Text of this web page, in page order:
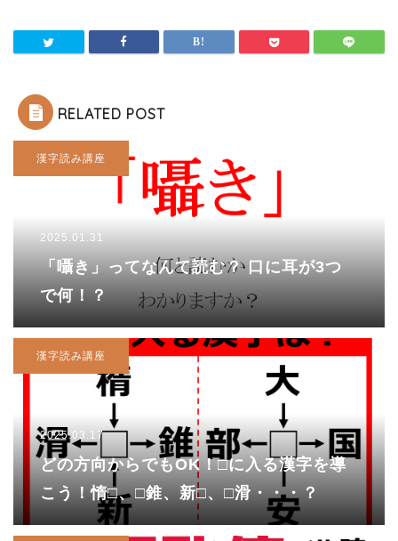
RELATED POST
漢字読み講座
2025.01.31
「囁き」ってなんて読む？ 口に耳が3つ
で何！？
漢字読み講座
2025.03.17
どの方向からでもOK！□に入る漢字を導
こう！惰□、□錐、新□、□滑・・・？